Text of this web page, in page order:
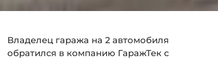
Владелец гаража на 2 автомобиля
обратился в компанию ГаражТек с